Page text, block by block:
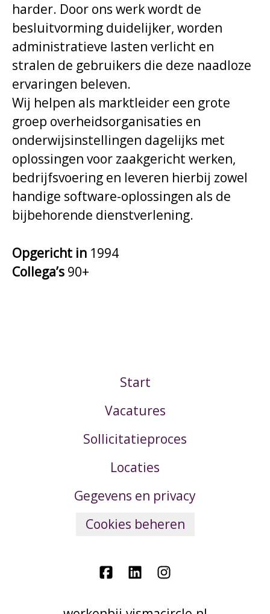
harder. Door ons werk wordt de
besluitvorming duidelijker, worden
administratieve lasten verlicht en
stralen de gebruikers die deze naadloze
ervaringen beleven.
Wij helpen als marktleider een grote
groep overheidsorganisaties en
onderwijsinstellingen dagelijks met
oplossingen voor zaakgericht werken,
bedrijfsvoering en leveren hierbij zowel
handige software-oplossingen als de
bijbehorende dienstverlening.
Opgericht in 1994
Collega’s 90+
Start
Vacatures
Sollicitatieproces
Locaties
Gegevens en privacy
Cookies beheren